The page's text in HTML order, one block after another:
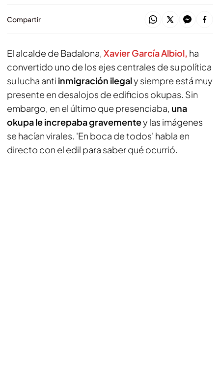
Compartir
El alcalde de Badalona, Xavier García Albiol, ha
convertido uno de los ejes centrales de su política
su lucha anti inmigración ilegaly siempre está muy
presente en desalojos de edificios okupas. Sin
embargo, en el último que presenciaba, una
okupa le increpaba gravementey las imágenes
se hacían virales. 'En boca de todos' habla en
directo con el edil para saber qué ocurrió.